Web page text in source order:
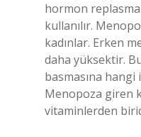
hormon
kullanılır.
kadınlar. Erken
daha yüksektir.
basmasına
Menopoza giren
vitaminlerden